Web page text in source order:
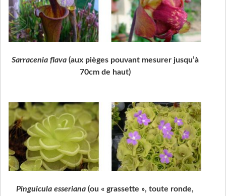
Sarracenia flava(aux pièges pouvant mesurer jusqu’à
70cm de haut)
Pinguicula esseriana (ou « grassette », toute ronde,